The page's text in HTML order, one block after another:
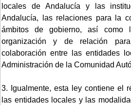
locales de Andalucía y las
Andalucía, las relaciones para la
ámbitos de gobierno, así como
organización y de relación
colaboración entre las entidades
Administración de la Comunidad
3. Igualmente, esta ley contiene el
las entidades locales y las